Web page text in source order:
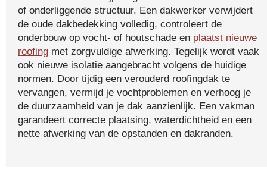
of onderliggende structuur. Een dakwerker verwijdert
de oude dakbedekking volledig, controleert de
onderbouw op vocht- of houtschade en plaatst nieuwe
roofing met zorgvuldige afwerking. Tegelijk wordt vaak
ook nieuwe isolatie aangebracht volgens de huidige
normen. Door tijdig een verouderd roofingdak te
vervangen, vermijd je vochtproblemen en verhoog je
de duurzaamheid van je dak aanzienlijk. Een vakman
garandeert correcte plaatsing, waterdichtheid en een
nette afwerking van de opstanden en dakranden.